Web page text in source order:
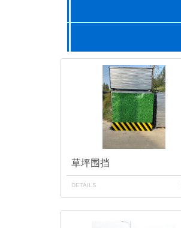
草坪围挡
DETAILS